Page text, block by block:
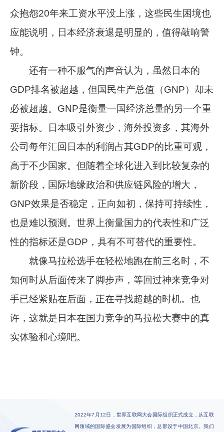
众抱怨20年来工资水平没上涨，这些民生困境也
应能说明，日本经济衰退是明显的，值得敲响警
钟。
还有一种不服气的声音认为，虽然日本的
GDP排名被超越，但国民生产总值（GNP）却未
必被超越。GNP是衡量一国经济总量的另一个重
要指标。日本吸引外资少，海外投资多，其海外
公司每年汇回日本的利润占其GDP的比重可观，
高于不少国家。但随着全球化进入到比较复杂的
新阶段，国际地缘政治和供应链风险的增大，
GNP效果是否稳定，正向如初，保持可持续性，
也是难以预测。世界上衡量国力的代表性和广泛
性的指标还是GDP，具有不可替代的重要性。
就像马拉松选手在轻松地跑在前三名时，不
知何时从后面传来了脚步声，等回过神来竞争对
手已经紧贴在后面，正在寻找超越的时机。也
许，这就是日本在国力竞争的马拉松大赛中的真
实体验和心境吧。
2022年7月12日，世界互联网大会国际组织正式成立，从互联
网领域的国际盛会发展为国际组织，总部设于中国北京。我们